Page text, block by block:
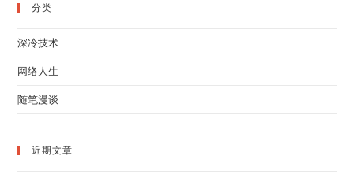
分类
深冷技术
网络人生
随笔漫谈
近期文章